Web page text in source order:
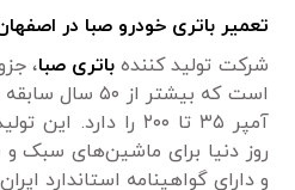
تعمیر باتری خودرو صبا در
شرکت تولید کننده باتری صبا،
است که بیشتر از
آمپر ۳۵ تا ۲۰۰ را
روز دنیا برای ماشین‌های سبک
و دارای گواهینامه استاندارد